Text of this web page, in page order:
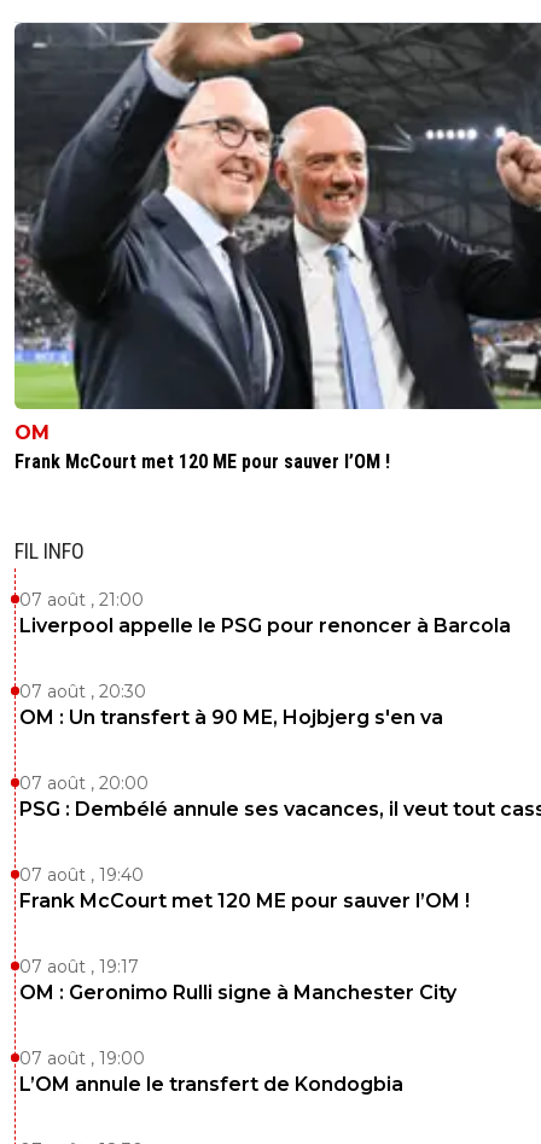
OM
Frank McCourt met 120 ME pour sauver l’OM !
FIL INFO
07 août , 21:00
Liverpool appelle le PSG pour renoncer à Barcola
07 août , 20:30
OM : Un transfert à 90 ME, Hojbjerg s'en va
07 août , 20:00
PSG : Dembélé annule ses vacances, il veut tout
07 août , 19:40
Frank McCourt met 120 ME pour sauver l’OM !
07 août , 19:17
OM : Geronimo Rulli signe à Manchester City
07 août , 19:00
L’OM annule le transfert de Kondogbia